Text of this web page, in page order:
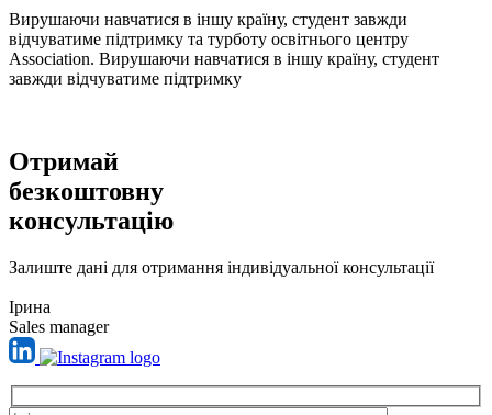
Вирушаючи навчатися в іншу країну, студент завжди
відчуватиме підтримку та турботу освітнього центру
Association. Вирушаючи навчатися в іншу країну, студент
завжди відчуватиме підтримку
Отримай
безкоштовну
консультацію
Залиште дані для отримання індивідуальної консультації
Ірина
Sales manager